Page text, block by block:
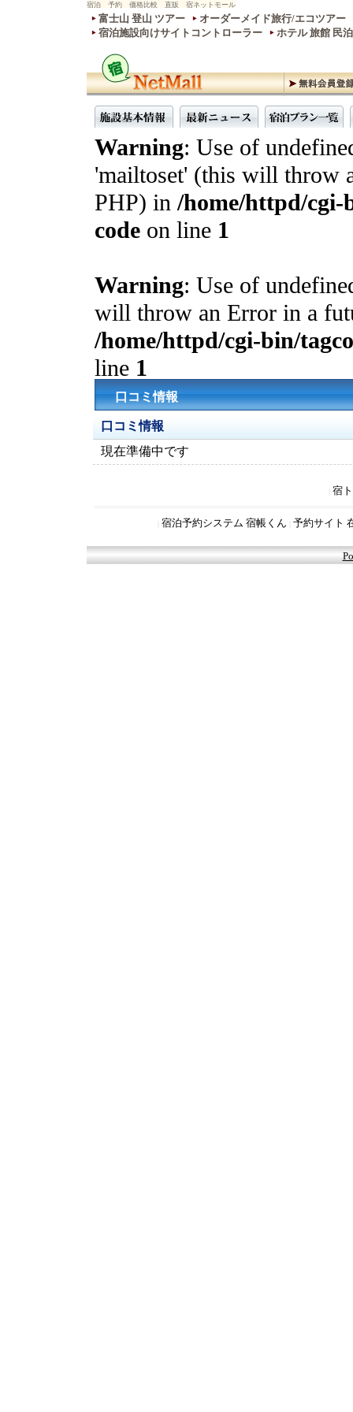
宿泊 予約 価格比較 直販 宿ネットモール
富士山 登山 ツアー
オーダーメイド旅行/エコツアー
宿泊施設向けサイトコントローラー
ホテル 旅館 民
Warning: Use of
'mailtoset' (this will throw
PHP) in/home/httpd/cgi-
code on line 1
Warning: Use of
will throw an Error in a
/home/httpd/cgi-bin/
line 1
口コミ情報
口コミ情報
現在準備中です
宿
宿泊予約システム 宿帳くん 予約サイト